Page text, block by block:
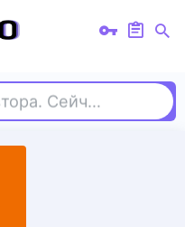
Найдите курс или автора. Сейчас ищут